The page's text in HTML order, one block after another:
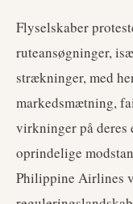
Flyselskaber
ruteansøgninger,
strækninger, med
markedsmætning,
virkninger på deres
oprindelige
Philippine Airlines